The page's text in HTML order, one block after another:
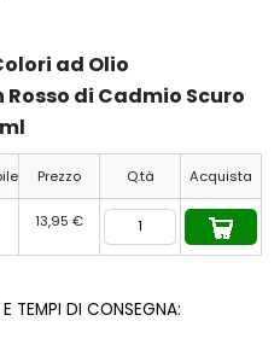
ad Olio
di Cadmio Scuro
Prezzo Q.tà Acquista
13,95 €
TEMPI DI CONSEGNA: